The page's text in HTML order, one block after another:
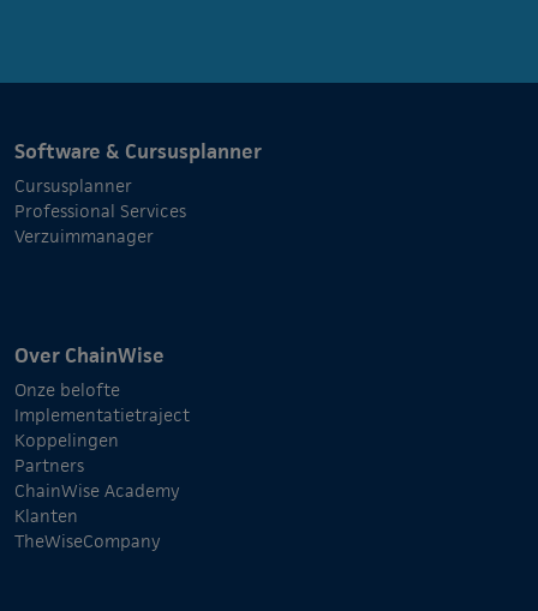
Software & Cursusplanner
Cursusplanner
Professional Services
Verzuimmanager
Over ChainWise
Onze belofte
Implementatietraject
Koppelingen
Partners
ChainWise Academy
Klanten
TheWiseCompany